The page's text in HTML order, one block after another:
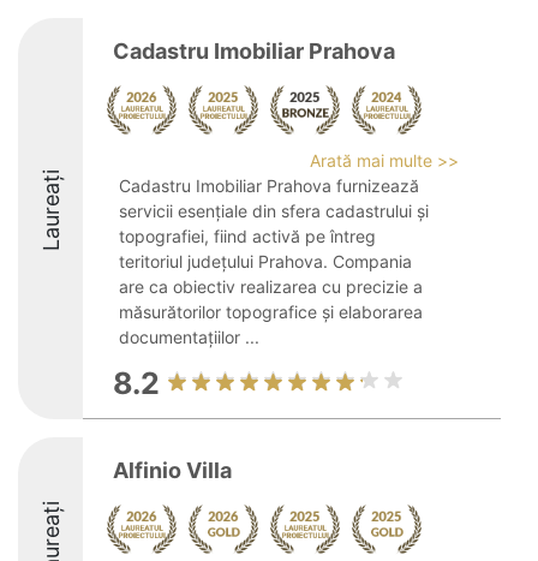
Laureați
Cadastru Imobiliar Prahova
Arată mai multe >>
Cadastru Imobiliar Prahova furnizează
servicii esențiale din sfera cadastrului și
topografiei, fiind activă pe întreg
teritoriul județului Prahova. Compania
are ca obiectiv realizarea cu precizie a
măsurătorilor topografice și elaborarea
documentațiilor ...
8.2
Laureați
Alfinio Villa